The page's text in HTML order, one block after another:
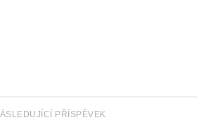
PŘÍSPĚVEK